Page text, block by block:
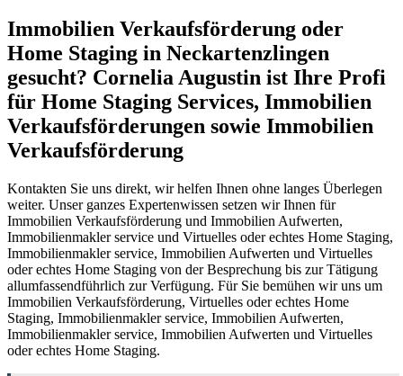
Immobilien Verkaufsförderung oder
Home Staging in Neckartenzlingen
gesucht? Cornelia Augustin ist Ihre Profi
für Home Staging Services, Immobilien
Verkaufsförderungen sowie Immobilien
Verkaufsförderung
Kontakten Sie uns direkt, wir helfen Ihnen ohne langes Überlegen
weiter. Unser ganzes Expertenwissen setzen wir Ihnen für
Immobilien Verkaufsförderung und Immobilien Aufwerten,
Immobilienmakler service und Virtuelles oder echtes Home Staging,
Immobilienmakler service, Immobilien Aufwerten und Virtuelles
oder echtes Home Staging von der Besprechung bis zur Tätigung
allumfassendführlich zur Verfügung. Für Sie bemühen wir uns um
Immobilien Verkaufsförderung, Virtuelles oder echtes Home
Staging, Immobilienmakler service, Immobilien Aufwerten,
Immobilienmakler service, Immobilien Aufwerten und Virtuelles
oder echtes Home Staging.